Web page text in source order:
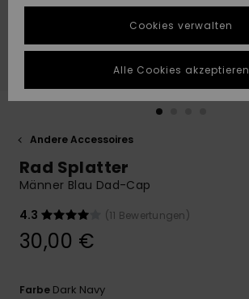
Starten Sie eine
um die
schnellste
Antwort auf Ihre
erhalten.
Finden Sie
Antworten auf
die häufigsten
Fragen sowie
SHOPS
QUIKSILVER APP
WUNSCHLISTE
Andere Accessoires
Rad Splatter
Männer Blau Dad-Cap
4.3
(11 Bewertungen)
30,00 €
Farbe Dark Navy
Cookies verwalten
Alle Cookies akzeptieren